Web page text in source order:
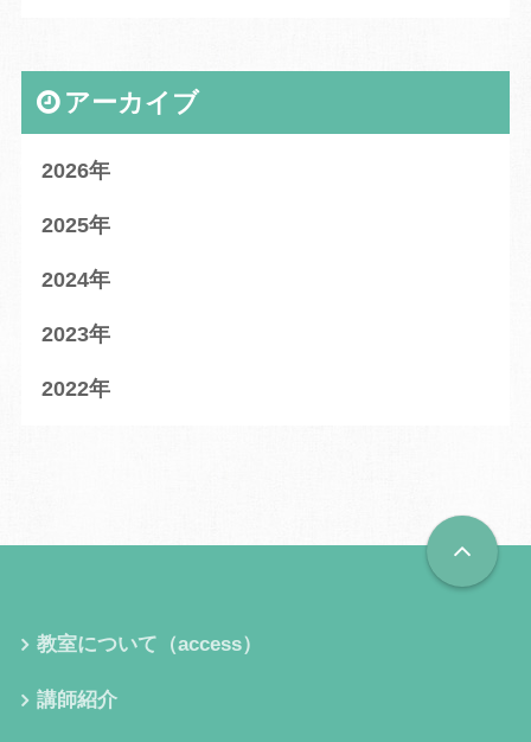
アーカイブ
2026
2025
2024
2023
2022
教室について（access）
講師紹介